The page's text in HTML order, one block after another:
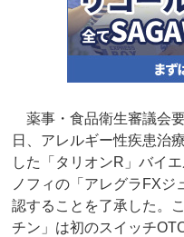
薬事・食品衛生審議会
日、アレルギー性疾患治
した「タリオンR」バイ
ノフィの「アレグラFXジ
認することを了承した。
チン」は初のスイッチ